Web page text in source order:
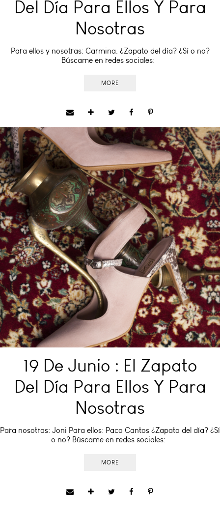
Del Día Para Ellos Y Para
Nosotras
Para ellos y nosotras: Carmina. ¿Zapato del día? ¿Sí o no?
Búscame en redes sociales:
MORE
19 De Junio : El Zapato
Del Día Para Ellos Y Para
Nosotras
Para nosotras: Joni Para ellos: Paco Cantos ¿Zapato del día? ¿Sí
o no? Búscame en redes sociales:
MORE